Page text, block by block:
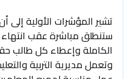
تشير المؤشرات الأولية إلى
ستنطلق مباشرة عقب
الكاملة وإعطاء كل طالب
وتعمل مديرية التربية